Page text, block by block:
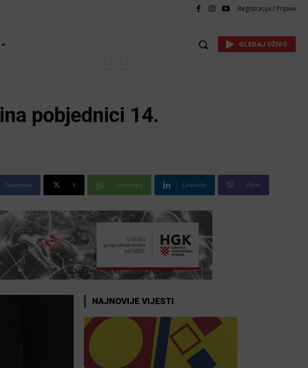
Registracija / Prijava
GLEDAJ UŽIVO
pobjednici 14.
Facebook X WhatsApp Linkedin Viber
NAJNOVIJE VIJESTI